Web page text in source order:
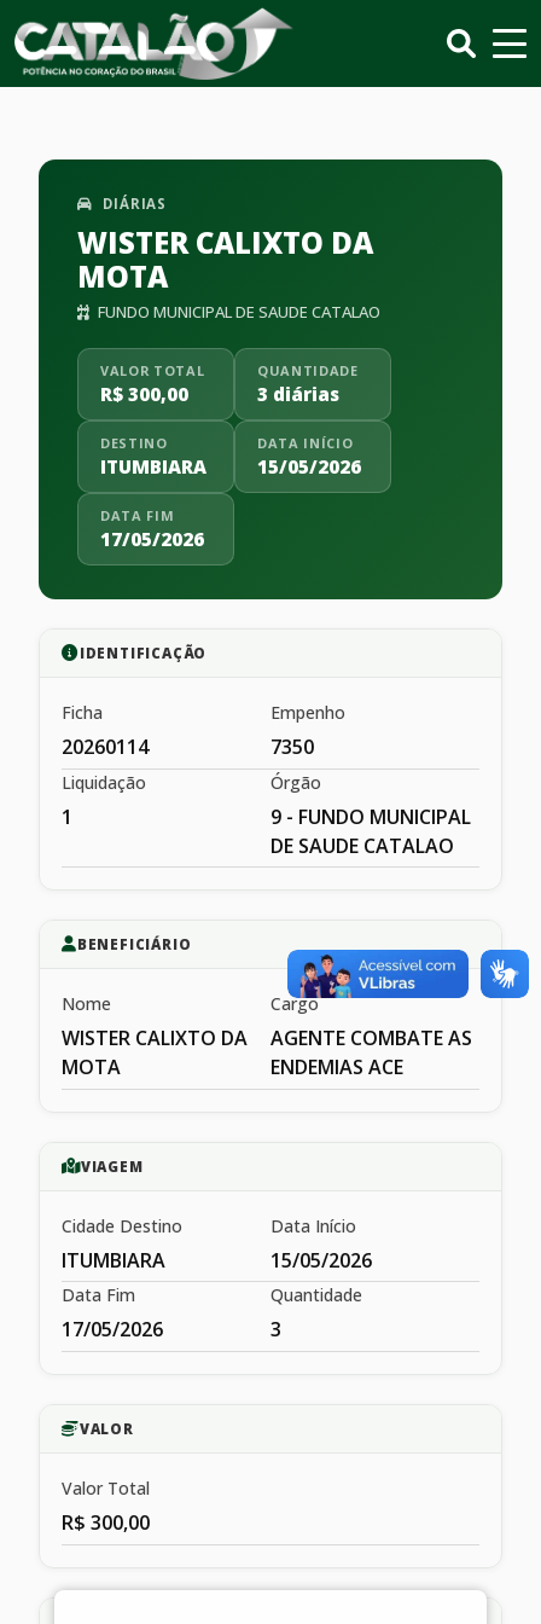
DIÁRIAS
WISTER CALIXTO DA
MOTA
FUNDO MUNICIPAL DE SAUDE CATALAO
VALOR TOTAL
R$ 300,00
QUANTIDADE
3 diárias
DESTINO
ITUMBIARA
DATA INÍCIO
15/05/2026
DATA FIM
17/05/2026
IDENTIFICAÇÃO
Ficha
20260114
Empenho
7350
Liquidação
1
Órgão
9 - FUNDO MUNICIPAL
DE SAUDE CATALAO
BENEFICIÁRIO
Nome
WISTER CALIXTO DA
MOTA
Cargo
AGENTE COMBATE AS
ENDEMIAS ACE
VIAGEM
Cidade Destino
ITUMBIARA
Data Início
15/05/2026
Data Fim
17/05/2026
Quantidade
3
VALOR
Valor Total
R$ 300,00